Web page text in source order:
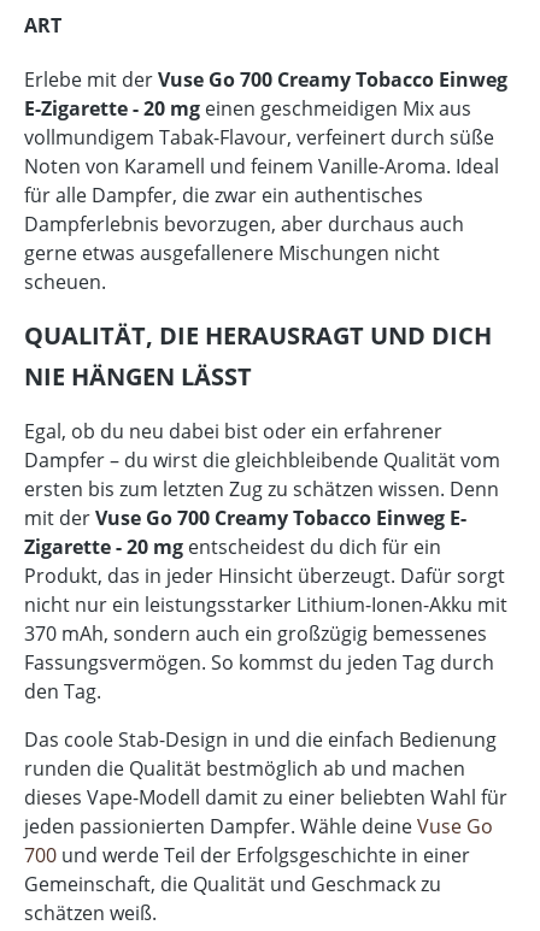
ART
Erlebe mit derVuse Go 700 Creamy Tobacco Einweg
E-Zigarette - 20 mg einen geschmeidigen Mix aus
vollmundigem Tabak-Flavour, verfeinert durch süße
Noten von Karamell und feinem Vanille-Aroma. Ideal
für alle Dampfer, die zwar ein authentisches
Dampferlebnis bevorzugen, aber durchaus auch
gerne etwas ausgefallenere Mischungen nicht
scheuen.
QUALITÄT, DIE HERAUSRAGT UND DICH
NIE HÄNGEN LÄSST
Egal, ob du neu dabei bist oder ein erfahrener
Dampfer – du wirst die gleichbleibende Qualität vom
ersten bis zum letzten Zug zu schätzen wissen. Denn
mit derVuse Go 700 Creamy Tobacco Einweg E-
Zigarette - 20 mg entscheidest du dich für ein
Produkt, das in jeder Hinsicht überzeugt. Dafür sorgt
nicht nur ein leistungsstarker Lithium-Ionen-Akku mit
370 mAh, sondern auch ein großzügig bemessenes
Fassungsvermögen. So kommst du jeden Tag durch
den Tag.
Das coole Stab-Design in und die einfach Bedienung
runden die Qualität bestmöglich ab und machen
dieses Vape-Modell damit zu einer beliebten Wahl für
jeden passionierten Dampfer. Wähle deineVuse Go
700 und werde Teil der Erfolgsgeschichte in einer
Gemeinschaft, die Qualität und Geschmack zu
schätzen weiß.